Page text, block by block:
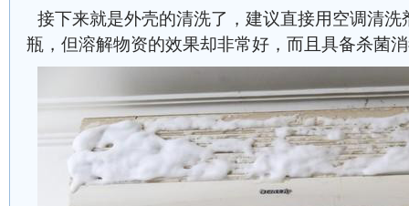
接下来就是外壳的清洗了，建议直接用空调清
瓶，但溶解物资的效果却非常好，而且具备杀菌